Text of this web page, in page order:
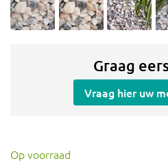
Graag
Vraag hier uw
Op voorraad